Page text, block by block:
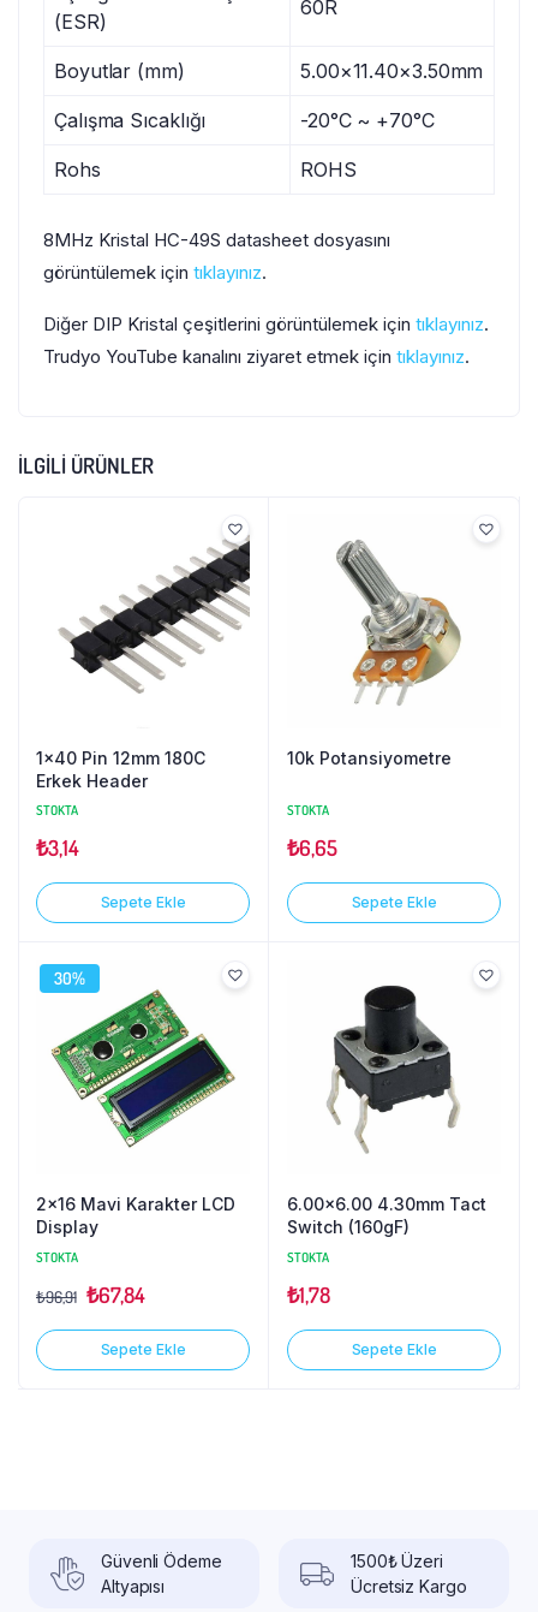
(ESR)
60R
Boyutlar (mm) 5.00×11.40×3.50mm
Çalışma Sıcaklığı -20°C ~ +70°C
Rohs ROHS
8MHz Kristal HC-49S datasheet dosyasını
görüntülemek için tıklayınız.
Diğer DIP Kristal çeşitlerini görüntülemek için tıklayınız.
Trudyo YouTube kanalını ziyaret etmek için tıklayınız.
İLGILI ÜRÜNLER
1×40 Pin 12mm 180C
Erkek Header
STOKTA
₺3,14
Sepete Ekle
10k Potansiyometre
STOKTA
₺6,65
Sepete Ekle
30%
2×16 Mavi Karakter LCD
Display
STOKTA
₺96,91 ₺67,84
Sepete Ekle
6.00×6.00 4.30mm Tact
Switch (160gF)
STOKTA
₺1,78
Sepete Ekle
Güvenli Ödeme
Altyapısı
1500₺ Üzeri
Ücretsiz Kargo